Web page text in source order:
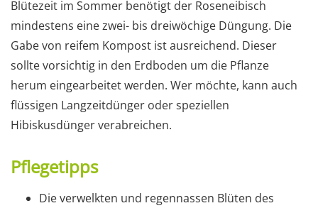
Blütezeit im Sommer benötigt der Roseneibisch
mindestens eine zwei- bis dreiwöchige Düngung. Die
Gabe von reifem Kompost ist ausreichend. Dieser
sollte vorsichtig in den Erdboden um die Pflanze
herum eingearbeitet werden. Wer möchte, kann auch
flüssigen Langzeitdünger oder speziellen
Hibiskusdünger verabreichen.
Pflegetipps
Die verwelkten und regennassen Blüten des